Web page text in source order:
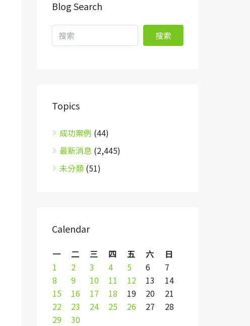
Blog Search
搜索
Topics
成功案例 (44)
最新消息 (2,445)
未分類 (51)
Calendar
一 二 三 四 五 六
日
1
2 3 4 5 6
7
8
9 10 11 12 13
14
15
16 17 18 19 20
21
22
23 24 25 26 27
28
29
30